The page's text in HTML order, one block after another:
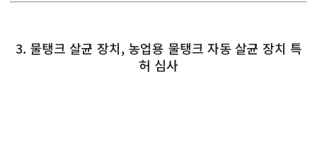
3. 물탱크 살균 장치, 농업용 물탱크 자동 살균 장치 특
허 심사